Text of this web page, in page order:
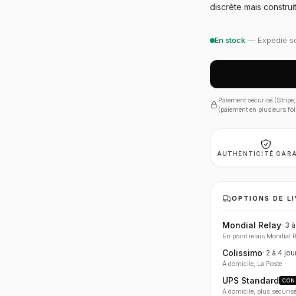
discrète mais
En stock — Expédié
Paiement sécurisé
(paiement en plusieurs
AUTHENTICITÉ
OPTIONS DE
Mondial Relay· 3
En point relais Mondial
Colissimo· 2 à 4
À domicile, La Poste
UPS Standard
À domicile, plus sécurisé